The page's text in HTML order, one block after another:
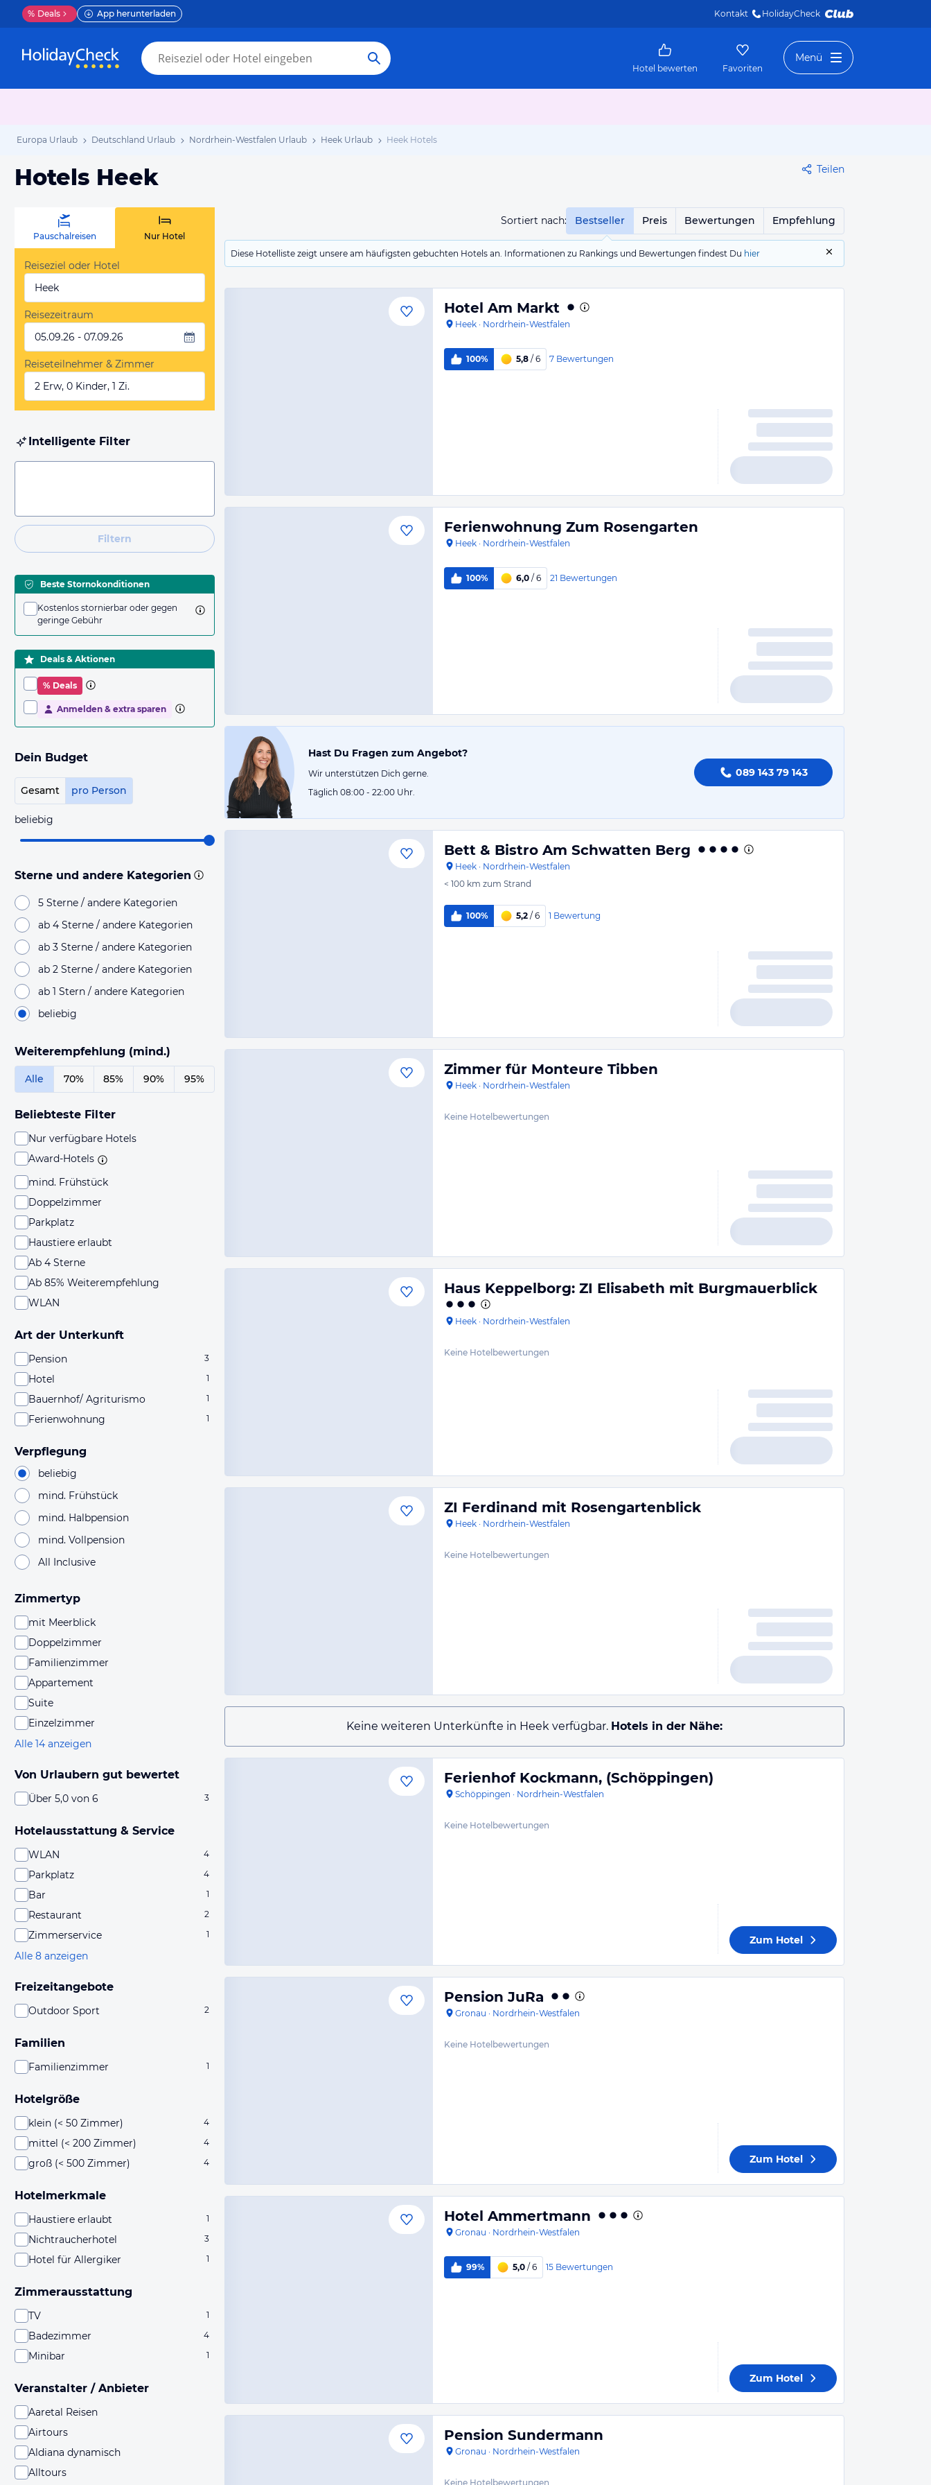
% Deals App herunterladen Kontakt HolidayCheck
Hotel bewerten Favoriten
Menü
Europa Urlaub Deutschland Urlaub Nordrhein-Westfalen Urlaub Heek Urlaub Heek Hotels
Hotels Heek Teilen
Sortiert nach: Bestseller Preis Bewertungen Empfehlung
Diese Hotelliste zeigt unsere am häufigsten gebuchten Hotels an. Informationen zu Rankings und Bewertungen findest Du hier
Pauschalreisen Nur Hotel
Reiseziel oder Hotel
Heek
Reisezeitraum
05.09.26 - 07.09.26
Reiseteilnehmer & Zimmer
2 Erw, 0 Kinder, 1 Zi.
Intelligente Filter
Filtern
Beste Stornokonditionen
Kostenlos stornierbar oder gegen
geringe Gebühr
Deals & Aktionen
% Deals
Anmelden & extra sparen
Dein Budget
Gesamt pro Person
beliebig
Sterne und andere Kategorien
5 Sterne / andere Kategorien
ab 4 Sterne / andere Kategorien
ab 3 Sterne / andere Kategorien
ab 2 Sterne / andere Kategorien
ab 1 Stern / andere Kategorien
beliebig
Weiterempfehlung (mind.)
Alle 70% 85% 90% 95%
Beliebteste Filter
Nur verfügbare Hotels
Award-Hotels
mind. Frühstück
Doppelzimmer
Parkplatz
Haustiere erlaubt
Ab 4 Sterne
Ab 85% Weiterempfehlung
WLAN
Art der Unterkunft
Pension 3
Hotel 1
Bauernhof/ Agriturismo 1
Ferienwohnung 1
Verpflegung
beliebig
mind. Frühstück
mind. Halbpension
mind. Vollpension
All Inclusive
Zimmertyp
mit Meerblick
Doppelzimmer
Familienzimmer
Appartement
Suite
Einzelzimmer
Alle 14 anzeigen
Von Urlaubern gut bewertet
Über 5,0 von 6 3
Hotelausstattung & Service
WLAN 4
Parkplatz 4
Bar 1
Restaurant 2
Zimmerservice 1
Alle 8 anzeigen
Freizeitangebote
Outdoor Sport 2
Familien
Familienzimmer 1
Hotelgröße
klein (< 50 Zimmer) 4
mittel (< 200 Zimmer) 4
groß (< 500 Zimmer) 4
Hotelmerkmale
Haustiere erlaubt 1
Nichtraucherhotel 3
Hotel für Allergiker 1
Zimmerausstattung
TV 1
Badezimmer 4
Minibar 1
Veranstalter / Anbieter
Aaretal Reisen
Airtours
Aldiana dynamisch
Alltours
Hotel Am Markt
Heek · Nordrhein-Westfalen
100% 5,8 / 6 7 Bewertungen
Ferienwohnung Zum Rosengarten
Heek · Nordrhein-Westfalen
100% 6,0 / 6 21 Bewertungen
Hast Du Fragen zum Angebot?
Wir unterstützen Dich gerne.
Täglich 08:00 - 22:00 Uhr.
089 143 79 143
Bett & Bistro Am Schwatten Berg
Heek · Nordrhein-Westfalen
< 100 km zum Strand
100% 5,2 / 6 1 Bewertung
Zimmer für Monteure Tibben
Heek · Nordrhein-Westfalen
Keine Hotelbewertungen
Haus Keppelborg: ZI Elisabeth mit Burgmauerblick
Heek · Nordrhein-Westfalen
Keine Hotelbewertungen
ZI Ferdinand mit Rosengartenblick
Heek · Nordrhein-Westfalen
Keine Hotelbewertungen
Keine weiteren Unterkünfte in Heek verfügbar. Hotels in der Nähe:
Ferienhof Kockmann, (Schöppingen)
Schöppingen · Nordrhein-Westfalen
Keine Hotelbewertungen
Zum Hotel
Pension JuRa
Gronau · Nordrhein-Westfalen
Keine Hotelbewertungen
Zum Hotel
Hotel Ammertmann
Gronau · Nordrhein-Westfalen
99% 5,0 / 6 15 Bewertungen
Zum Hotel
Pension Sundermann
Gronau · Nordrhein-Westfalen
Keine Hotelbewertungen